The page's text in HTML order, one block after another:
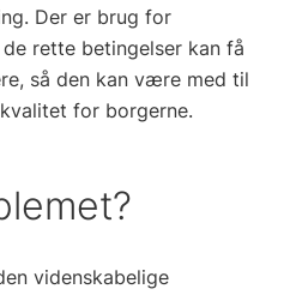
Der er brug for
rette betingelser kan få
så den kan være med til
for borgerne.
videnskabelige